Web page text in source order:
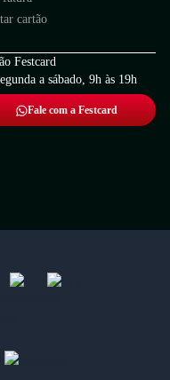
cartão
Festcard
a sábado, 9h às 19h
Fale com a Festcard